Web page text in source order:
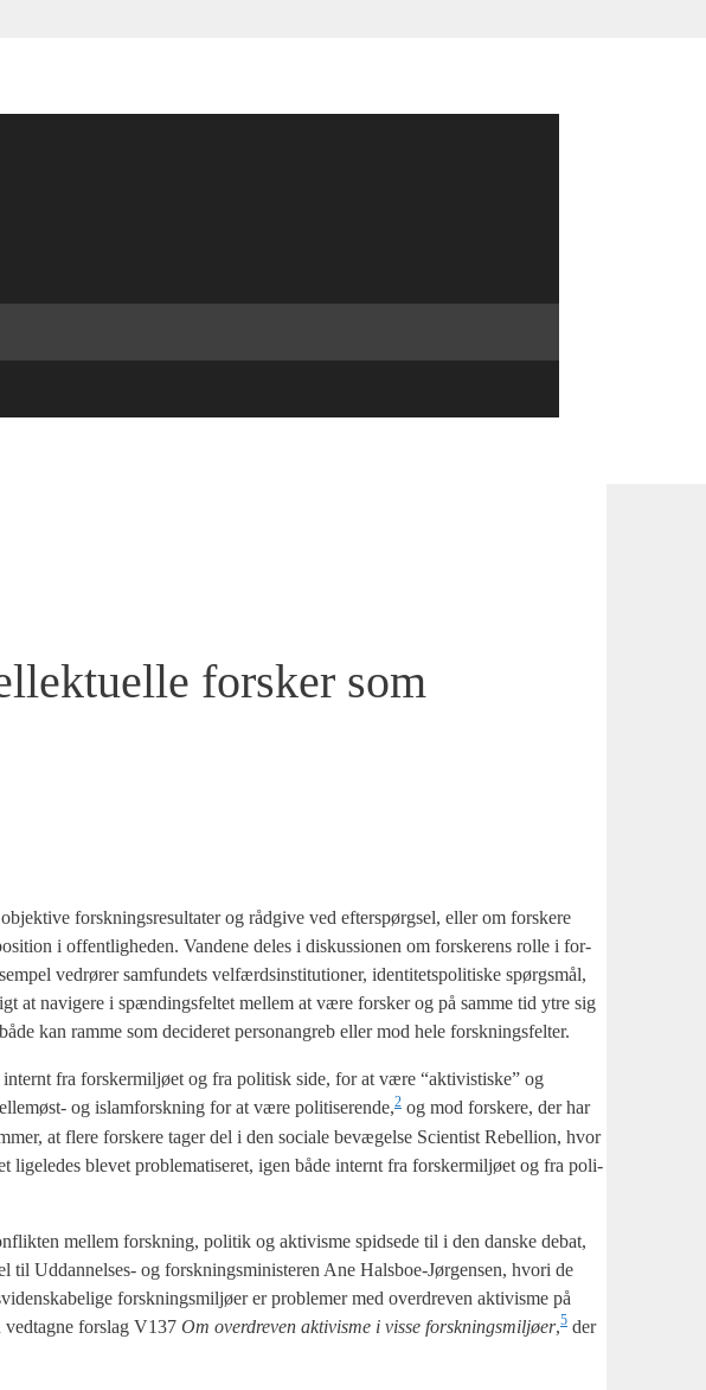
forsker som
forsk­nings­re­sul­ta­ter og råd­gi­ve ved efter­spørgsel, eller om for­ske­re
i offent­lig­he­den. Van­de­ne deles i dis­kus­sio­nen om for­ske­rens rol­le i for­
ved­rø­rer sam­fun­dets vel­færds­in­sti­tu­tio­ner, iden­ti­tetspo­li­ti­ske spørgs­mål,
at navi­ge­re i spæn­dings­fel­tet mel­lem at være for­sker og på sam­me tid ytre sig
kan ram­me som deci­de­ret per­so­nan­greb eller mod hele forsk­nings­fel­ter.
fra for­sker­mil­jø­et og fra poli­tisk side, for at være “akti­vis­tis­ke” og
og islam­forsk­ning for at være politiserende,2 og mod for­ske­re, der har
at fle­re for­ske­re tager del i den soci­a­le bevæ­gel­se Sci­en­tist Rebel­li­on, hvor
lige­le­des ble­vet pro­ble­ma­ti­se­ret, igen både inter­nt fra for­sker­mil­jø­et og fra poli­
mel­lem forsk­ning, poli­tik og akti­vis­me spid­se­de til i den dan­ske debat,
Uddan­nel­ses- og forsk­nings­mi­ni­ste­ren Ane Hals­boe-Jør­gen­sen, hvori de
forsk­nings­mil­jø­er er pro­ble­mer med over­dre­ven akti­vis­me på
ved­tag­ne for­slag V137 Om over­dre­ven akti­vis­me i vis­se forsk­nings­mil­jø­er,5 der